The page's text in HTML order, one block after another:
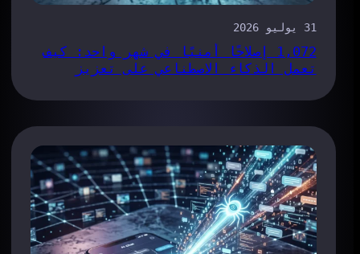
31 يوليو 2026
1,072 إصلاحًا أمنيًا في شهر واحد: كيف
تعمل الذكاء الاصطناعي على تعزيز
«كروم»